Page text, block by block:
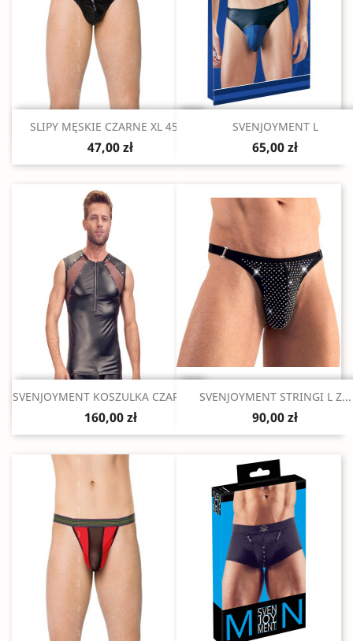
Szybki podgląd
SLIPY MĘSKIE CZARNE XL 4517
47,00 zł
Szybki podgląd
SVENJOYMENT L
65,00 zł
Szybki podgląd
SVENJOYMENT KOSZULKA CZARNA M
160,00 zł
Szybki podgląd
SVENJOYMENT STRINGI L Z...
90,00 zł